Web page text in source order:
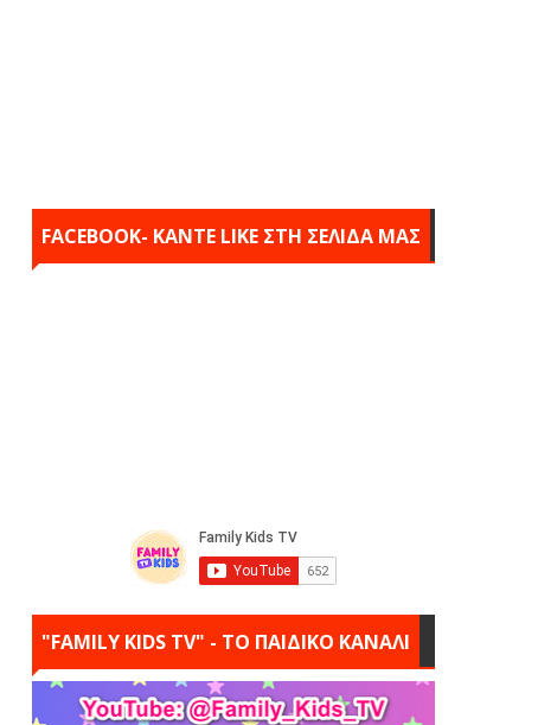
FACEBOOK- KANTE LIKE ΣΤΗ ΣΕΛΙΔΑ ΜΑΣ
"FAMILY KIDS TV" - ΤΟ ΠΑΙΔΙΚΟ ΚΑΝΑΛΙ